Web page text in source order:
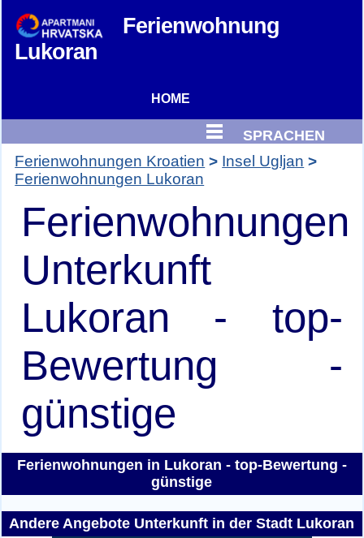
Ferienwohnung
Lukoran
HOME
SPRACHEN
Ferienwohnungen Kroatien
Insel Ugljan
Ferienwohnungen Lukoran
Ferienwohnungen
Unterkunft
Lukoran - top-
Bewertung -
günstige
Ferienwohnungen in Lukoran - top-Bewertung -
günstige
Andere Angebote Unterkunft in der Stadt Lukoran